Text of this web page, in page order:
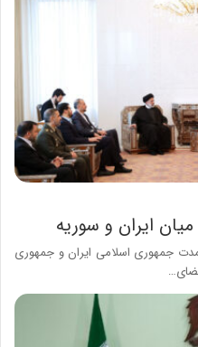
ایران و سوریه
جمهوری اسلامی ایران و جمهوری